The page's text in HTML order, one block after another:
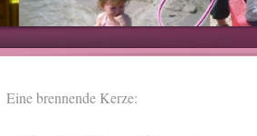
Eine brennende Kerze: